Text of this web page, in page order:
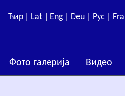
Ћир | Lat | Eng | Deu | Рус | Fra
Фото галерија Видео